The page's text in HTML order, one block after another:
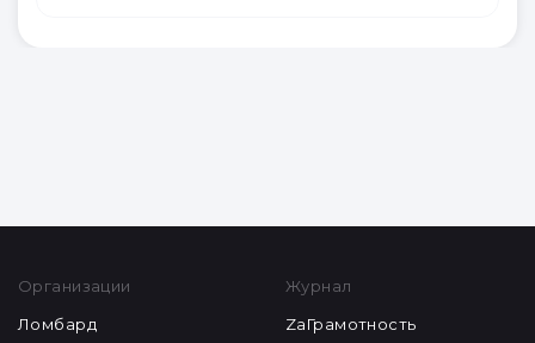
Организации
Ломбард
Журнал
ZaГрамотность